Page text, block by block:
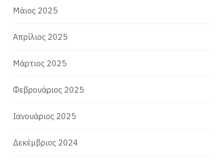
Μάιος 2025
Απρίλιος 2025
Μάρτιος 2025
Φεβρουάριος 2025
Ιανουάριος 2025
Δεκέμβριος 2024